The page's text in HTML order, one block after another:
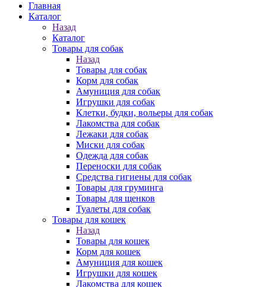
Главная
Каталог
Назад
Каталог
Товары для собак
Назад
Товары для собак
Корм для собак
Амуниция для собак
Игрушки для собак
Клетки, будки, вольеры для собак
Лакомства для собак
Лежаки для собак
Миски для собак
Одежда для собак
Переноски для собак
Средства гигиены для собак
Товары для груминга
Товары для щенков
Туалеты для собак
Товары для кошек
Назад
Товары для кошек
Корм для кошек
Амуниция для кошек
Игрушки для кошек
Лакомства для кошек